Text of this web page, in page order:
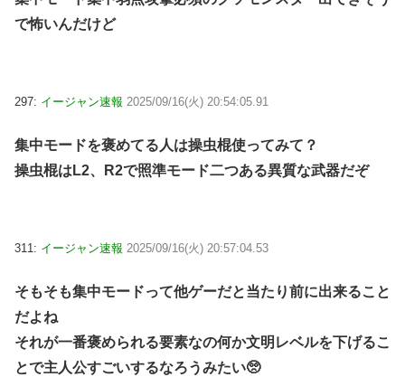
で怖いんだけど
297: イージャン速報 2025/09/16(火) 20:54:05.91
集中モードを褒めてる人は操虫棍使ってみて？
操虫棍はL2、R2で照準モード二つある異質な武器だぞ
311: イージャン速報 2025/09/16(火) 20:57:04.53
そもそも集中モードって他ゲーだと当たり前に出来ること
だよね
それが一番褒められる要素なの何か文明レベルを下げるこ
とで主人公すごいするなろうみたい🥺